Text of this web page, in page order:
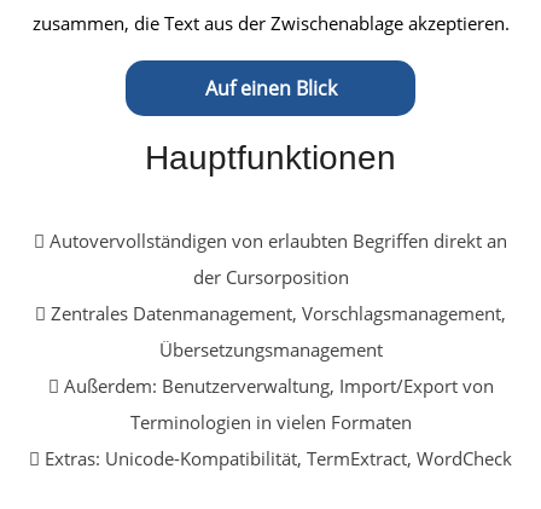
zusammen, die Text aus der Zwischenablage akzeptieren.
Auf einen Blick
Hauptfunktionen
Autovervollständigen von erlaubten Begriffen direkt an
der Cursorposition
Zentrales Datenmanagement, Vorschlagsmanagement,
Übersetzungsmanagement
Außerdem: Benutzerverwaltung, Import/Export von
Terminologien in vielen Formaten
Extras: Unicode-Kompatibilität, TermExtract, WordCheck